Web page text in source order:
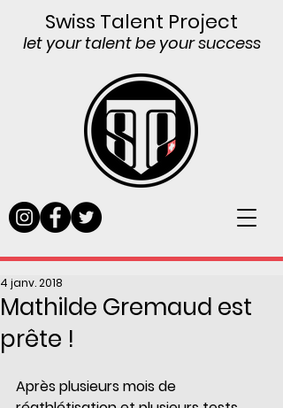
Swiss Talent Project
let your talent be your success
Mathilde Gremaud est
prête !
4 janv. 2018
Après plusieurs mois de